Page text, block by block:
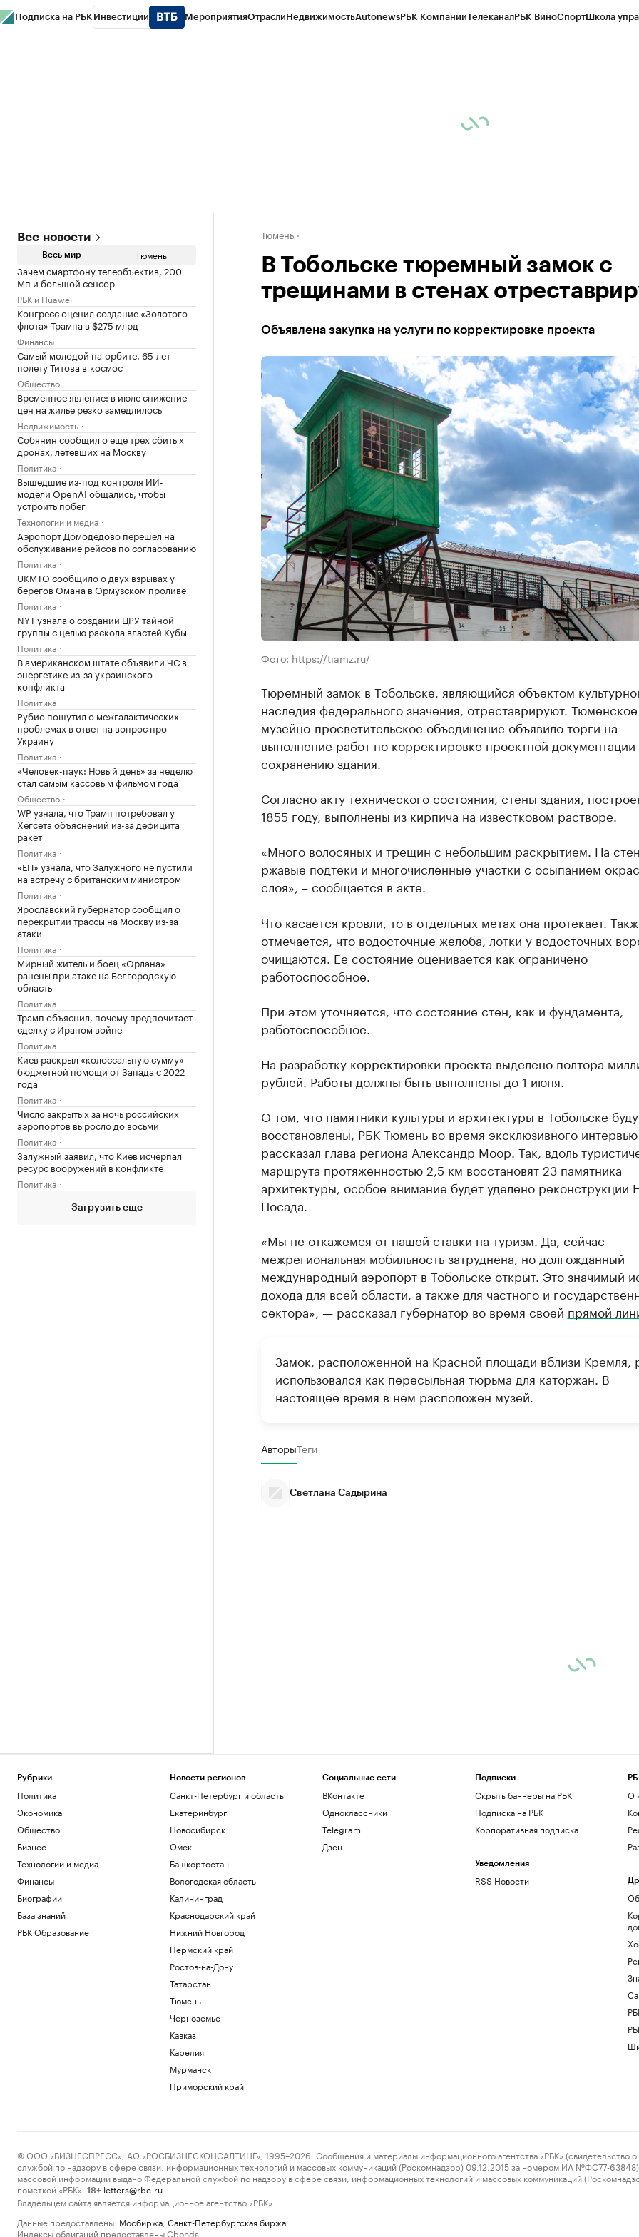
Подписка на РБК Инвестиции МероприятияОтраслиНедвижимостьAutonewsРБК КомпанииТелеканалРБК ВиноСпортШкола
Все новости
Весь мир Тюмень
Зачем смартфону телеобъектив, 200
Мп и большой сенсор
РБК и Huawei
Конгресс оценил создание «Золотого
флота» Трампа в $275 млрд
Финансы
Самый молодой на орбите. 65 лет
полету Титова в космос
Общество
Временное явление: в июле снижение
цен на жилье резко замедлилось
Недвижимость
Собянин сообщил о еще трех сбитых
дронах, летевших на Москву
Политика
Вышедшие из-под контроля ИИ-
модели OpenAI общались, чтобы
устроить побег
Технологии и медиа
Аэропорт Домодедово перешел на
обслуживание рейсов по согласованию
Политика
UKMTO сообщило о двух взрывах у
берегов Омана в Ормузском проливе
Политика
NYT узнала о создании ЦРУ тайной
группы с целью раскола властей Кубы
Политика
В американском штате объявили ЧС в
энергетике из-за украинского
конфликта
Политика
Рубио пошутил о межгалактических
проблемах в ответ на вопрос про
Украину
Политика
«Человек-паук: Новый день» за неделю
стал самым кассовым фильмом года
Общество
WP узнала, что Трамп потребовал у
Хегсета объяснений из-за дефицита
ракет
Политика
«ЕП» узнала, что Залужного не пустили
на встречу с британским министром
Политика
Ярославский губернатор сообщил о
перекрытии трассы на Москву из-за
атаки
Политика
Мирный житель и боец «Орлана»
ранены при атаке на Белгородскую
область
Политика
Трамп объяснил, почему предпочитает
сделку с Ираном войне
Политика
Киев раскрыл «колоссальную сумму»
бюджетной помощи от Запада с 2022
года
Политика
Число закрытых за ночь российских
аэропортов выросло до восьми
Политика
Залужный заявил, что Киев исчерпал
ресурс вооружений в конфликте
Политика
Загрузить еще
Тюмень
В Тобольске тюремный замок с
трещинами в стенах
Объявлена закупка на услуги по корректировке проекта
Фото: https://tiamz.ru/
Тюремный замок в Тобольске, являющийся объектом
наследия федерального значения, отреставрируют. Тюменское
музейно-просветительское объединение объявило торги на
выполнение работ по корректировке проектной документации
сохранению здания.
Согласно акту технического состояния, стены здания,
1855 году, выполнены из кирпича на известковом растворе.
«Много волосяных и трещин с небольшим раскрытием. На
ржавые подтеки и многочисленные участки с осыпанием
слоя», – сообщается в акте.
Что касается кровли, то в отдельных метах она протекает.
отмечается, что водосточные желоба, лотки у водосточных
очищаются. Ее состояние оценивается как ограничено
работоспособное.
При этом уточняется, что состояние стен, как и фундамента,
работоспособное.
На разработку корректировки проекта выделено полтора
рублей. Работы должны быть выполнены до 1 июня.
О том, что памятники культуры и архитектуры в Тобольске
восстановлены, РБК Тюмень во время эксклюзивного интервью
рассказал глава региона Александр Моор. Так, вдоль
маршрута протяженностью 2,5 км восстановят 23 памятника
архитектуры, особое внимание будет уделено реконструкции
Посада.
«Мы не откажемся от нашей ставки на туризм. Да, сейчас
межрегиональная мобильность затруднена, но долгожданный
международный аэропорт в Тобольске открыт. Это значимый
дохода для всей области, а также для частного и
сектора», — рассказал губернатор во время своей прямой
Замок, расположенной на Красной площади вблизи Кремля,
использовался как пересыльная тюрьма для каторжан. В
настоящее время в нем расположен музей.
АвторыТеги
Светлана Садырина
Рубрики
Политика
Экономика
Общество
Бизнес
Технологии и медиа
Финансы
Биографии
База знаний
РБК Образование
Новости регионов
Санкт-Петербург и область
Екатеринбург
Новосибирск
Омск
Башкортостан
Вологодская область
Калининград
Краснодарский край
Нижний Новгород
Пермский край
Ростов-на-Дону
Татарстан
Тюмень
Черноземье
Кавказ
Карелия
Мурманск
Приморский край
Социальные сети
ВКонтакте
Одноклассники
Telegram
Дзен
Подписки
Скрыть баннеры на РБК
Подписка на РБК
Корпоративная подписка
Уведомления
RSS Новости
О
© ООО «БИЗНЕСПРЕСС», АО «РОСБИЗНЕСКОНСАЛТИНГ», 1995–2026. Сообщения и материалы информационного агентства «РБК» (свидетельство о
службой по надзору в сфере связи, информационных технологий и массовых коммуникаций (Роскомнадзор) 09.12.2015 за номером ИА №ФС77-63848)
массовой информации выдано Федеральной службой по надзору в сфере связи, информационных технологий и массовых коммуникаций
пометкой «РБК».
18+ letters@rbc.ru
Владельцем сайта является информационное агентство «РБК».
Данные предоставлены: Мосбиржа Санкт-Петербургская биржа
Индексы облигаций предоставлены Cbonds.